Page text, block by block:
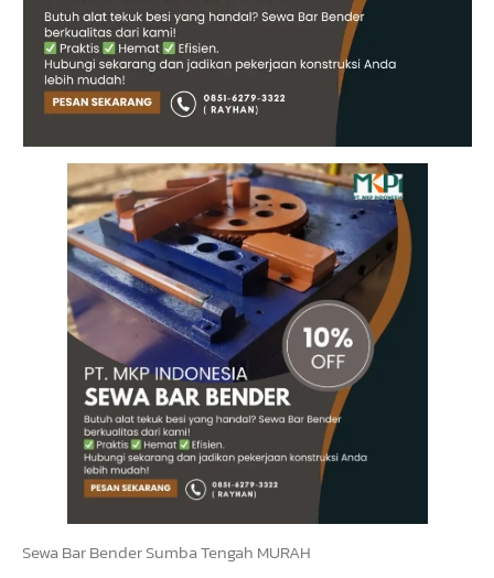
Sewa Bar Bender Sumba Tengah MURAH